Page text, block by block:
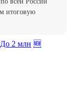
итоговую
2 млн 🆕